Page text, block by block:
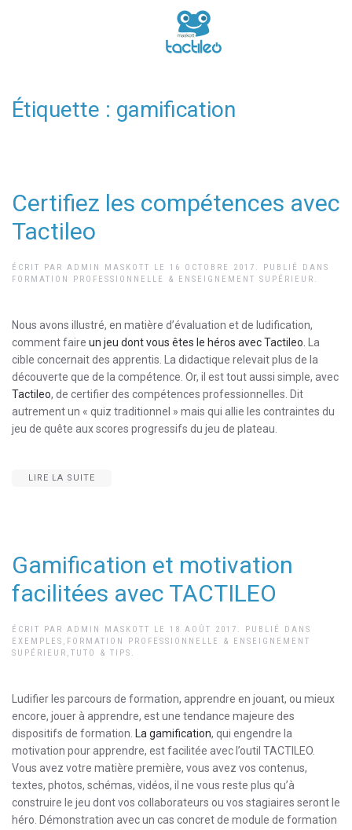
Étiquette : gamification
Certifiez les compétences avec
Tactileo
ÉCRIT PAR ADMIN MASKOTT LE 16 OCTOBRE 2017 . PUBLIÉ DANS
FORMATION PROFESSIONNELLE & ENSEIGNEMENT SUPÉRIEUR .
Nous avons illustré, en matière d’évaluation et de ludification,
comment faire un jeu dont vous êtes le héros avec Tactileo.
La
cible concernait des apprentis. La didactique relevait plus de la
découverte que de la compétence. Or, il est tout aussi simple, avec
Tactileo, de certifier des compétences professionnelles. Dit
autrement un « quiz traditionnel » mais qui allie les contraintes du
jeu de quête aux scores progressifs du jeu de plateau.
LIRE LA SUITE
Gamification et motivation
facilitées avec TACTILEO
ÉCRIT PAR ADMIN MASKOTT LE 18 AOÛT 2017 . PUBLIÉ DANS
EXEMPLES , FORMATION PROFESSIONNELLE & ENSEIGNEMENT
SUPÉRIEUR , TUTO & TIPS .
Ludifier les parcours de formation, apprendre en jouant, ou mieux
encore, jouer à apprendre, est une tendance majeure des
dispositifs de formation. La gamification, qui engendre la
motivation pour apprendre, est facilitée avec l’outil TACTILEO.
Vous avez votre matière première, vous avez vos contenus,
textes, photos, schémas, vidéos, il ne vous reste plus qu’à
construire le jeu dont vos collaborateurs ou vos stagiaires seront le
héro. Démonstration avec un cas concret de module de formation